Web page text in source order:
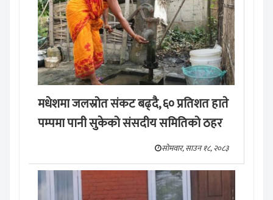
मधेशमा जलस्रोत संकट बढ्दै, ६० प्रतिशत हाते
पम्पमा पानी सुकेको संसदीय समितिको ठहर
सोमवार, साउन १८, २०८३